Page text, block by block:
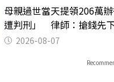
母親過世當天提領206萬
遭判刑」 律師：搶錢先
2026-08-07